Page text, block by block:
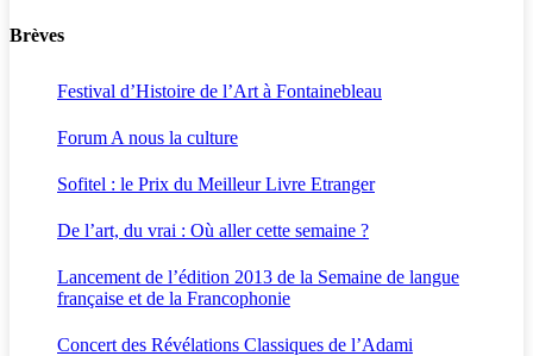
Brèves
Festival d’Histoire de l’Art à Fontainebleau
Forum A nous la culture
Sofitel : le Prix du Meilleur Livre Etranger
De l’art, du vrai : Où aller cette semaine ?
Lancement de l’édition 2013 de la Semaine de langue
française et de la Francophonie
Concert des Révélations Classiques de l’Adami